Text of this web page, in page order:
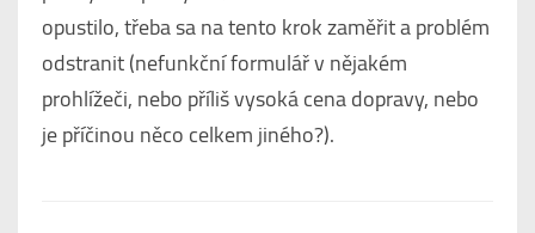
opustilo, třeba sa na tento krok zaměřit a problém
odstranit (nefunkční formulář v nějakém
prohlížeči, nebo příliš vysoká cena dopravy, nebo
je příčinou něco celkem jiného?).